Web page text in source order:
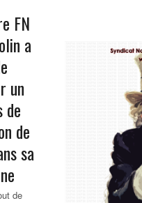
FN
a
un
de
de
sa
de